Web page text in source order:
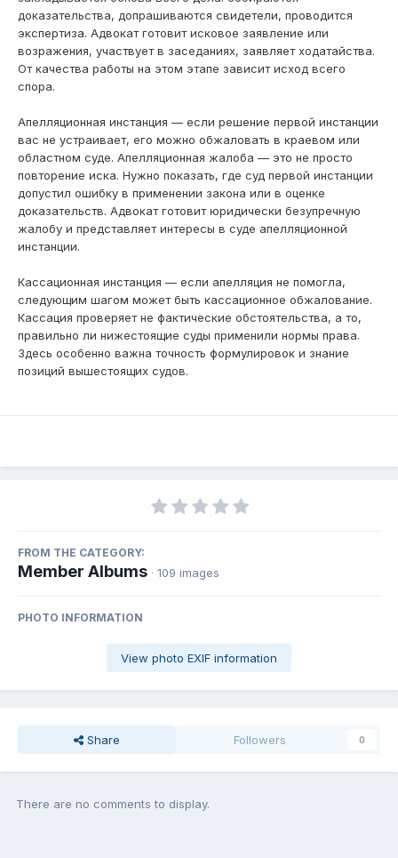
доказательства, допрашиваются свидетели, проводится
экспертиза. Адвокат готовит исковое заявление или
возражения, участвует в заседаниях, заявляет ходатайства.
От качества работы на этом этапе зависит исход всего
спора.
Апелляционная инстанция — если решение первой инстанции
вас не устраивает, его можно обжаловать в краевом или
областном суде. Апелляционная жалоба — это не просто
повторение иска. Нужно показать, где суд первой инстанции
допустил ошибку в применении закона или в оценке
доказательств. Адвокат готовит юридически безупречную
жалобу и представляет интересы в суде апелляционной
инстанции.
Кассационная инстанция — если апелляция не помогла,
следующим шагом может быть кассационное обжалование.
Кассация проверяет не фактические обстоятельства, а то,
правильно ли нижестоящие суды применили нормы права.
Здесь особенно важна точность формулировок и знание
позиций вышестоящих судов.
FROM THE CATEGORY:
Member Albums · 109 images
PHOTO INFORMATION
View photo EXIF information
Share Followers 0
There are no comments to display.